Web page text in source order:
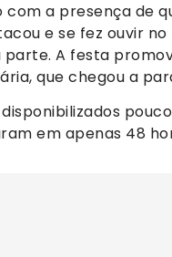
com a presença de
e se fez ouvir
parte. A festa
que chegou a
em apenas 48